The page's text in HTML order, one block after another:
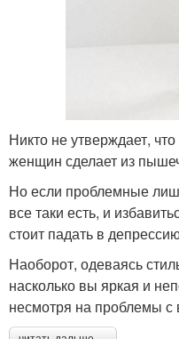
Никто не утверждает,
женщин сделает из
Но если проблемные
все таки есть, и
стоит падать в
Наоборот, одеваясь
насколько вы яркая и
несмотря на проблемы с